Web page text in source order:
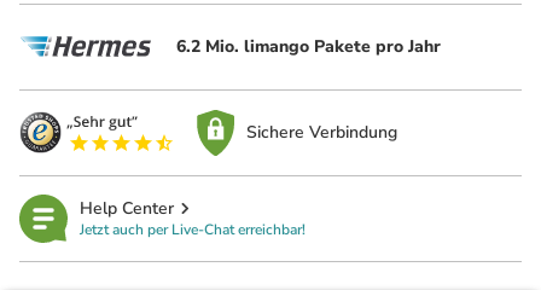
6.2 Mio. limango Pakete pro Jahr
Sichere Verbindung
Help Center
Jetzt auch per Live-Chat erreichbar!